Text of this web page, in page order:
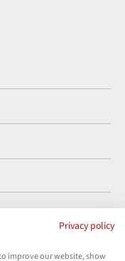
Privacy policy
improve our website, show